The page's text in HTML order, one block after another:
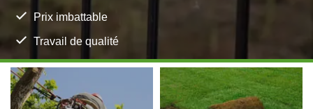
Prix imbattable
Travail de qualité